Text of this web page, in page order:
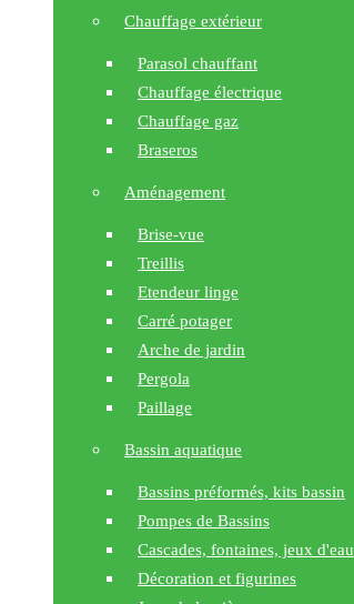
Chauffage extérieur
Parasol chauffant
Chauffage électrique
Chauffage gaz
Braseros
Aménagement
Brise-vue
Treillis
Etendeur linge
Carré potager
Arche de jardin
Pergola
Paillage
Bassin aquatique
Bassins préformés, kits bassin
Pompes de Bassins
Cascades, fontaines, jeux d'eau
Décoration et figurines